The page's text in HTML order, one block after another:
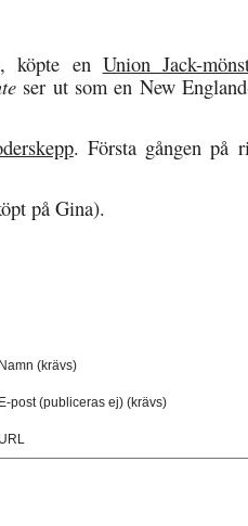
köpte en Union Jack-
ser ut som en New
. Första gången på
på Gina).
Namn (krävs)
E-post (publiceras ej) (krävs)
URL